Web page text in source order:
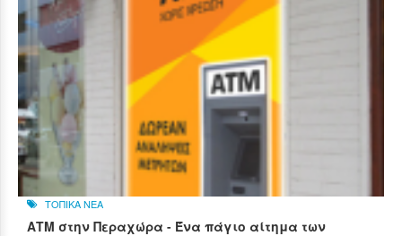
ΤΟΠΙΚΑ ΝΕΑ
ΑΤΜ στην Περαχώρα - Ένα πάγιο αίτημα των